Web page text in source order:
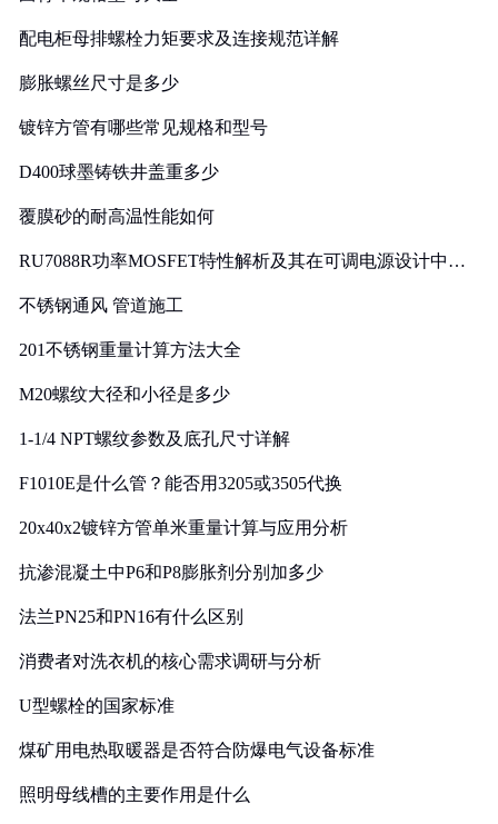
配电柜母排螺栓力矩要求及连接规范详解
膨胀螺丝尺寸是多少
镀锌方管有哪些常见规格和型号
D400球墨铸铁井盖重多少
覆膜砂的耐高温性能如何
RU7088R功率MOSFET特性解析及其在可调电源设计中的
不锈钢通风 管道施工
201不锈钢重量计算方法大全
M20螺纹大径和小径是多少
1-1/4 NPT螺纹参数及底孔尺寸详解
F1010E是什么管？能否用3205或3505代换
20x40x2镀锌方管单米重量计算与应用分析
抗渗混凝土中P6和P8膨胀剂分别加多少
法兰PN25和PN16有什么区别
消费者对洗衣机的核心需求调研与分析
U型螺栓的国家标准
煤矿用电热取暖器是否符合防爆电气设备标准
照明母线槽的主要作用是什么